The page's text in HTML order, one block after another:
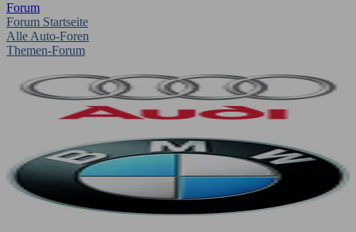
Forum
Forum Startseite
Alle Auto-Foren
Themen-Forum